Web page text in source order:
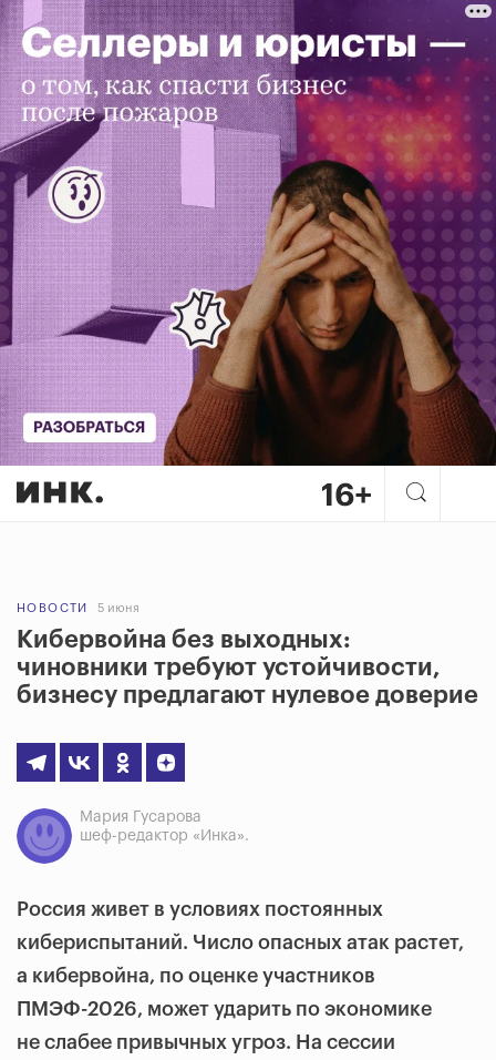
НОВОСТИ 5 июня
Кибервойна без выходных:
чиновники требуют устойчивости,
бизнесу предлагают нулевое доверие
Мария Гусарова
шеф-редактор «Инка».
Россия живет в условиях постоянных
кибериспытаний. Число опасных атак растет,
а кибервойна, по оценке участников
ПМЭФ-2026, может ударить по экономике
не слабее привычных угроз. На сессии